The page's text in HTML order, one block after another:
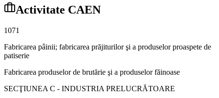
Activitate CAEN
1071
Fabricarea pâinii; fabricarea prăjiturilor şi a produselor proaspete de
patiserie
Fabricarea produselor de brutărie şi a produselor făinoase
SECŢIUNEA C - INDUSTRIA PRELUCRĂTOARE